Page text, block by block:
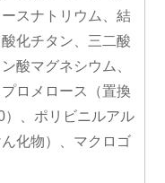
スナトリウム、結
化チタン、三二酸
酸マグネシウム、
ロメロース（置換
）、ポリビニルアル
化物）、マクロゴ